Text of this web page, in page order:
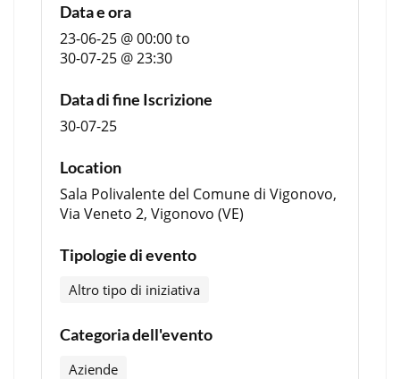
Data e ora
23-06-25 @ 00:00to
30-07-25 @ 23:30
Data di fine Iscrizione
30-07-25
Location
Sala Polivalente del Comune di Vigonovo,
Via Veneto 2, Vigonovo (VE)
Tipologie di evento
Altro tipo di iniziativa
Categoria dell'evento
Aziende